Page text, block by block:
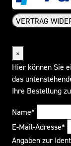
VERTRAG
×
Hier können Sie
das
Ihre Bestellung
Name*
E-Mail-Adresse*
Angaben zur